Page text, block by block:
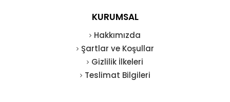
KURUMSAL
Hakkımızda
Şartlar ve Koşullar
Gizlilik İlkeleri
Teslimat Bilgileri